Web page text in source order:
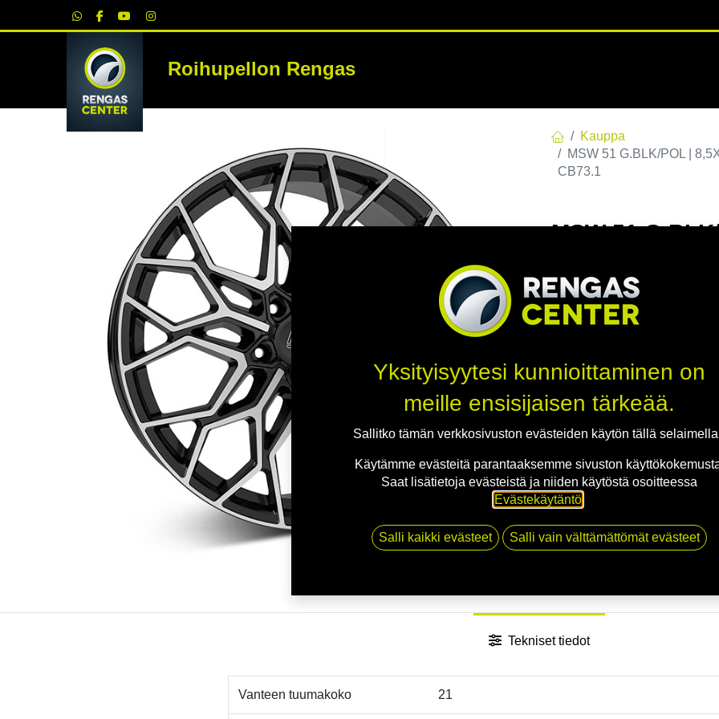
Roihupellon RengasRENKAAT
Kauppa
MSW 51 G.BLK/POL |
CB73.1
MSW 51
EAN:8027529212846
Tällä tuotteella ei ole
Jaa
Toimitusehdot
Tekniset tiedot
Vanteen tuumakoko 21
Yksityisyytesi kunnioittaminen on
meille ensisijaisen tärkeää.
Sallitko tämän verkkosivuston evästeiden käytön tällä
Käytämme evästeitä parantaaksemme sivuston
Saat lisätietoja evästeistä ja niiden käytöstä osoitteessa
Evästekäytäntö.
Salli kaikki evästeet Salli vain välttämättömät evästeet